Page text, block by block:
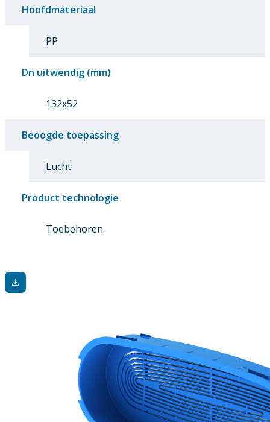
Hoofdmateriaal
PP
Dn uitwendig (mm)
132x52
Beoogde toepassing
Lucht
Product technologie
Toebehoren